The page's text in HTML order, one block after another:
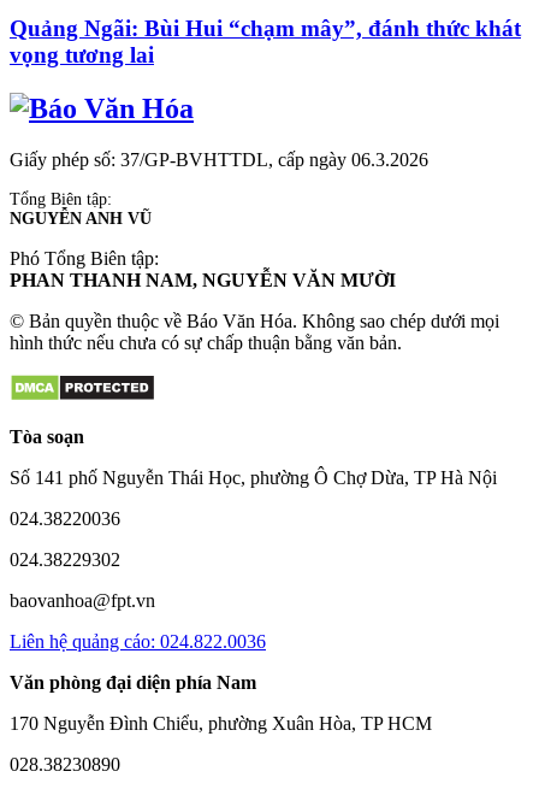
Quảng Ngãi: Bùi Hui “chạm mây”, đánh thức khát
vọng tương lai
Giấy phép số: 37/GP-BVHTTDL, cấp ngày 06.3.2026
Tổng Biên tập:
NGUYỄN ANH VŨ
Phó Tổng Biên tập:
PHAN THANH NAM, NGUYỄN VĂN MƯỜI
© Bản quyền thuộc về Báo Văn Hóa. Không sao chép dưới mọi
hình thức nếu chưa có sự chấp thuận bằng văn bản.
Tòa soạn
Số 141 phố Nguyễn Thái Học, phường Ô Chợ Dừa, TP Hà Nội
024.38220036
024.38229302
baovanhoa@fpt.vn
Liên hệ quảng cáo: 024.822.0036
Văn phòng đại diện phía Nam
170 Nguyễn Đình Chiểu, phường Xuân Hòa, TP HCM
028.38230890